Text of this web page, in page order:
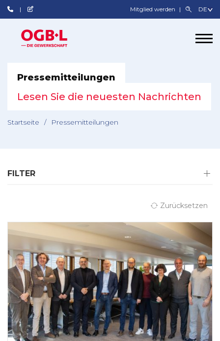
Mitglied werden
Pressemitteilungen
Lesen Sie die neuesten Nachrichten
Startseite / Pressemitteilungen
FILTER
Zurücksetzen